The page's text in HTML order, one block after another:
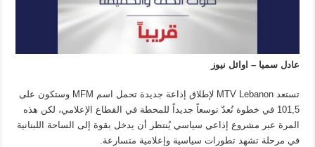
عادل سميا – اوائل نيوز
تستعد MTV Lebanon لإطلاق إذاعة جديدة تحمل اسم MFM وستكون على
101,5 في خطوة تُعدّ توسعاً جديداً للمحطة في القطاع الإعلامي، لكن هذه
المرة عبر مشروع إذاعي سياسي يُنتظر أن يدخل بقوة إلى الساحة اللبنانية
في مرحلة تشهد تطورات سياسية وإعلامية متسارعة.